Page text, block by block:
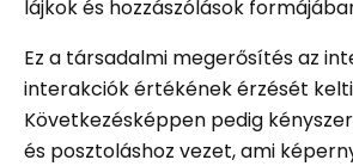
lájkok és hozzászólások
Ez a társadalmi megerősítés az
interakciók értékének érzését
Következésképpen pedig
és posztoláshoz vezet, ami